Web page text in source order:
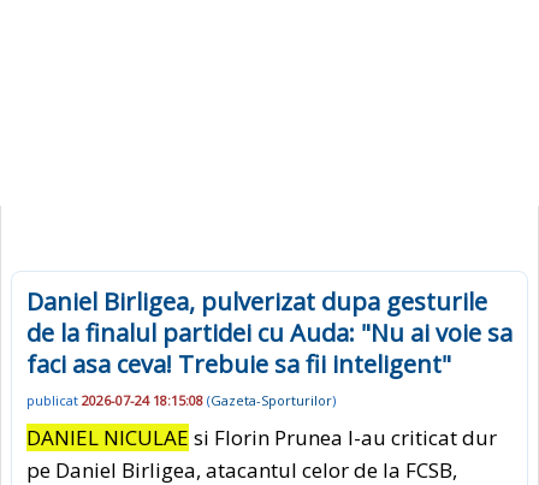
Daniel Birligea, pulverizat dupa gesturile
de la finalul partidei cu Auda: "Nu ai voie sa
faci asa ceva! Trebuie sa fii inteligent"
publicat 2026-07-24 18:15:08 (Gazeta-Sporturilor)
DANIEL NICULAE si Florin Prunea l-au criticat dur
pe Daniel Birligea, atacantul celor de la FCSB,